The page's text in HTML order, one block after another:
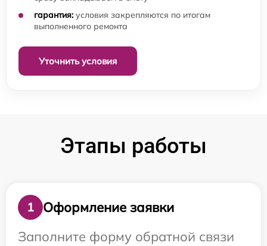
гарантия: условия закрепляются по итогам
выполненного ремонта
Уточнить условия
Этапы работы
1
Оформление заявки
Заполните форму обратной связи